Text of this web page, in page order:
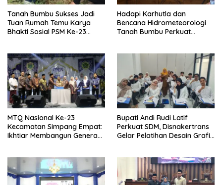
Tanah Bumbu Sukses Jadi
Tuan Rumah Temu Karya
Bhakti Sosial PSM Ke-23
Hadapi Karhutla dan
Bencana Hidrometeorologi
Tanah Bumbu Perkuat
MTQ Nasional Ke-23
Kecamatan Simpang Empat:
Ikhtiar Membangun Generasi
Bupati Andi Rudi Latif
Perkuat SDM, Disnakertrans
Gelar Pelatihan Desain Grafis